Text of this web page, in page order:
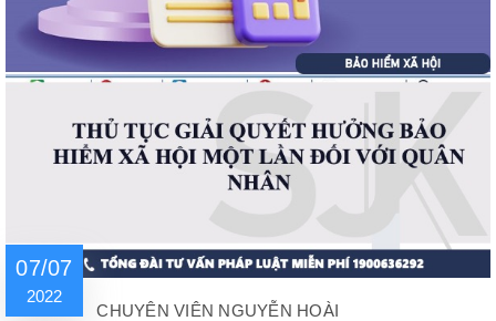
07/07
2022
CHUYÊN VIÊN NGUYỄN HOÀI